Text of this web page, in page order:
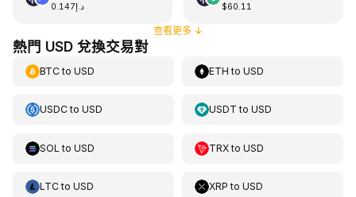
د.إ0.147 $60.11
查看更多↓
熱門 USD 兌換交易對
BTCto USD ETH toUSD
USDCto USD USDT toUSD
SOL to USD TRXtoUSD
LTCto USD XRP toUSD